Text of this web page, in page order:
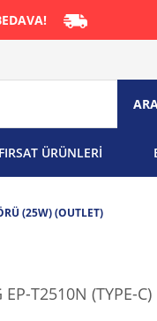
FIRSAT ÜRÜNLERİ
(25W) (OUTLET)
EP-T2510N (TYPE-